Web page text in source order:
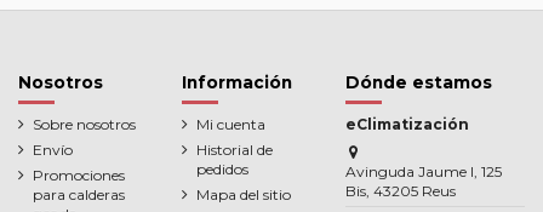
Nosotros
Sobre nosotros
Envío
Promociones
para calderas
Información
Mi cuenta
Historial de
pedidos
Mapa del sitio
Dónde estamos
eClimatización
Avinguda Jaume I, 125
Bis, 43205 Reus